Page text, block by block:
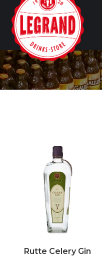
Rutte Celery Gin